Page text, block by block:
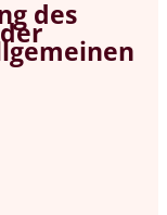
des